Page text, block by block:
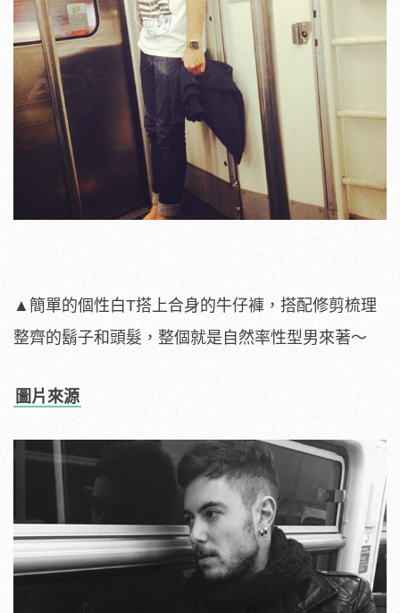
▲簡單的個性白T搭上合身的牛仔褲，搭配修剪梳理
整齊的鬍子和頭髮，整個就是自然率性型男來著～
圖片來源